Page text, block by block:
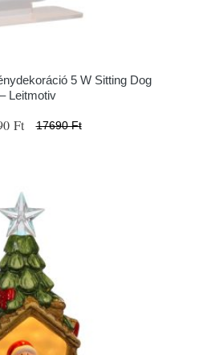
5 W Sitting Dog
– Leitmotiv
Ft 17690 Ft